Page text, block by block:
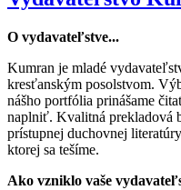
O vydavateľstve...
Kumran je mladé
kresťanským posolstvom.
nášho portfólia prinášame
naplniť. Kvalitná prekladová
prístupnej duchovnej
ktorej sa tešíme.
Ako vzniklo vaše